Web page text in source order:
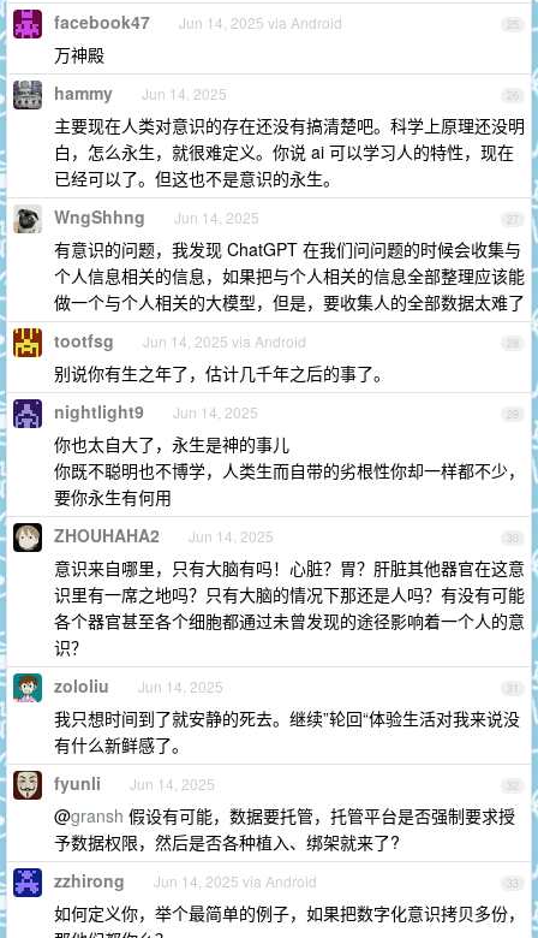
25
facebook47 Jun 14, 2025 via Android
万神殿
26
hammy Jun 14, 2025
主要现在人类对意识的存在还没有搞清楚吧。科学上原理还没明
白，怎么永生，就很难定义。你说 ai 可以学习人的特性，现在
已经可以了。但这也不是意识的永生。
27
WngShhng Jun 14, 2025
有意识的问题，我发现 ChatGPT 在我们问问题的时候会收集与
个人信息相关的信息，如果把与个人相关的信息全部整理应该能
做一个与个人相关的大模型，但是，要收集人的全部数据太难了
28
tootfsg Jun 14, 2025 via Android
别说你有生之年了，估计几千年之后的事了。
29
nightlight9 Jun 14, 2025
你也太自大了，永生是神的事儿
你既不聪明也不博学，人类生而自带的劣根性你却一样都不少，
要你永生有何用
30
ZHOUHAHA2 Jun 14, 2025
意识来自哪里，只有大脑有吗！心脏？胃？肝脏其他器官在这意
识里有一席之地吗？只有大脑的情况下那还是人吗？有没有可能
各个器官甚至各个细胞都通过未曾发现的途径影响着一个人的意
识？
31
zololiu Jun 14, 2025
我只想时间到了就安静的死去。继续”轮回“体验生活对我来说没
有什么新鲜感了。
32
fyunli Jun 14, 2025
@gransh 假设有可能，数据要托管，托管平台是否强制要求授
予数据权限，然后是否各种植入、绑架就来了?
33
zzhirong Jun 14, 2025 via Android
如何定义你，举个最简单的例子，如果把数字化意识拷贝多份，